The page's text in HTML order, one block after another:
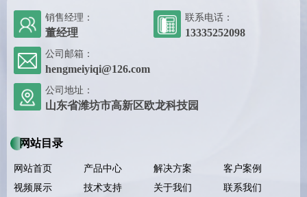
销售经理：
董经理
联系电话：
13335252098
公司邮箱：
hengmeiyiqi@126.com
公司地址：
山东省潍坊市高新区欧龙科技园
网站目录
网站首页 产品中心 解决方案
客户案例
视频展示
技术支持 关于我们
联系我们